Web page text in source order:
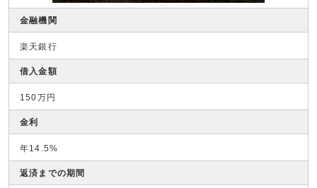
金融機関
楽天銀行
借入金額
150万円
金利
年14.5%
返済までの期間